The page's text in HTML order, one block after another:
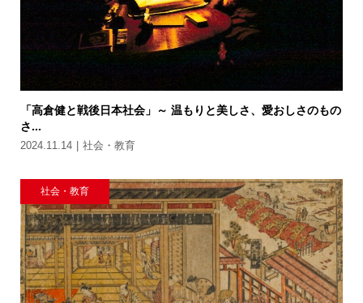
「高倉健と戦後日本社会」～ 温もりと美しさ、愛おしさのもの
さ...
2024.11.14 社会・教育
社会・教育